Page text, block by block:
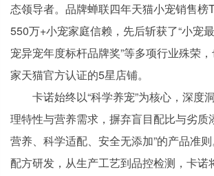
态领导者。品牌蝉联四年天猫小宠销售榜
550万+小宠家庭信赖，先后斩获了“小宠
宠异宠年度标杆品牌奖”等多项行业殊荣
家天猫官方认证的5星店铺。
卡诺始终以“科学养宠”为核心，深度
理特性与营养需求，摒弃盲目配比与劣质
营养、科学适配、安全无添加”的产品准
配方研发，从生产工艺到品控检测，卡诺